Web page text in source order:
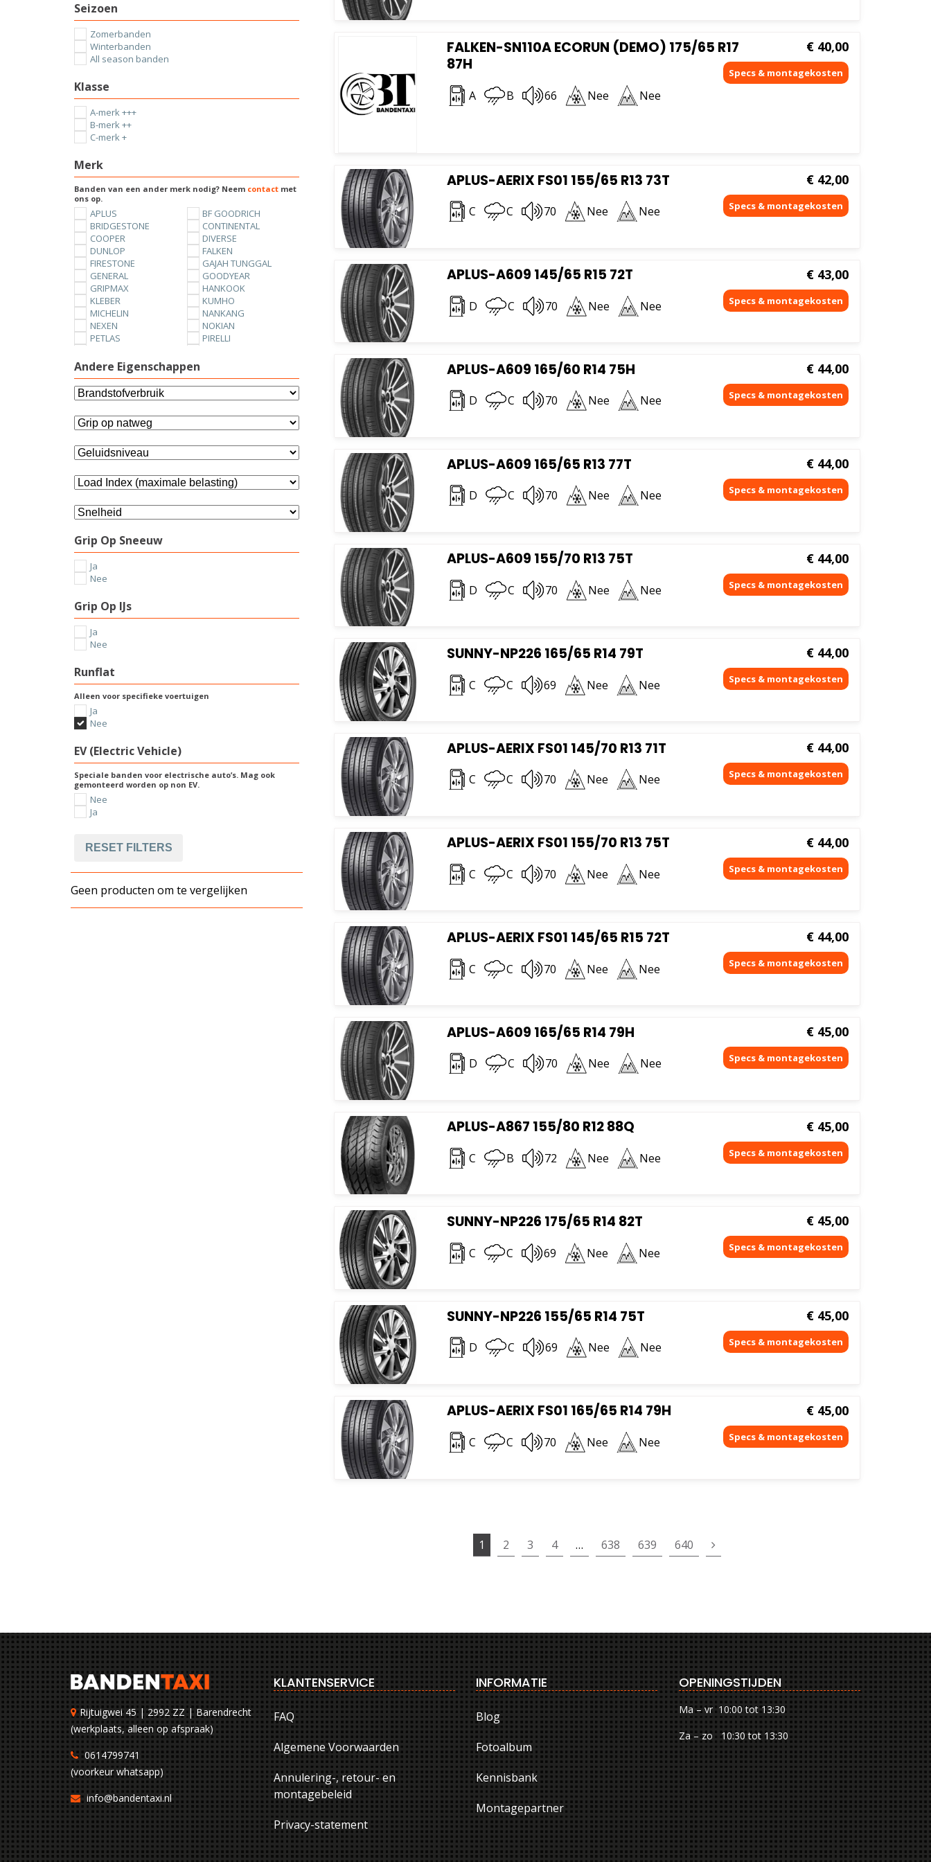
FALKEN-SN110A ECORUN (DEMO) 175/65 R17
87H
A B 66 Nee Nee
€ 40,00
APLUS-AERIX FS01 155/65 R13 73T
C C 70 Nee Nee
€ 42,00
APLUS-A609 145/65 R15 72T
D C 70 Nee Nee
€ 43,00
APLUS-A609 165/60 R14 75H
D C 70 Nee Nee
€ 44,00
APLUS-A609 165/65 R13 77T
D C 70 Nee Nee
€ 44,00
APLUS-A609 155/70 R13 75T
D C 70 Nee Nee
€ 44,00
SUNNY-NP226 165/65 R14 79T
C C 69 Nee Nee
€ 44,00
APLUS-AERIX FS01 145/70 R13 71T
C C 70 Nee Nee
€ 44,00
APLUS-AERIX FS01 155/70 R13 75T
C C 70 Nee Nee
€ 44,00
APLUS-AERIX FS01 145/65 R15 72T
C C 70 Nee Nee
€ 44,00
APLUS-A609 165/65 R14 79H
D C 70 Nee Nee
€ 45,00
APLUS-A867 155/80 R12 88Q
C B 72 Nee Nee
€ 45,00
SUNNY-NP226 175/65 R14 82T
C C 69 Nee Nee
€ 45,00
SUNNY-NP226 155/65 R14 75T
D C 69 Nee Nee
€ 45,00
APLUS-AERIX FS01 165/65 R14 79H
C C 70 Nee Nee
€ 45,00
1 2 3 4 … 638 639 640
Seizoen
Zomerbanden
Winterbanden
All season banden
Klasse
A-merk +++
B-merk ++
C-merk +
Merk
Banden van een ander merk nodig? Neem contact met
ons op.
APLUS
BF GOODRICH
BRIDGESTONE
CONTINENTAL
COOPER
DIVERSE
DUNLOP
FALKEN
FIRESTONE
GAJAH TUNGGAL
GENERAL
GOODYEAR
GRIPMAX
HANKOOK
KLEBER
KUMHO
MICHELIN
NANKANG
NEXEN
NOKIAN
PETLAS
PIRELLI
UNIROYAL
YOKOHAMA
Andere Eigenschappen
Grip Op Sneeuw
Ja
Nee
Grip Op IJs
Ja
Nee
Runflat
Alleen voor specifieke voertuigen
Ja
Nee
EV (Electric Vehicle)
Speciale banden voor electrische auto’s. Mag ook
gemonteerd worden op non EV.
Nee
Ja
RESET FILTERS
Geen producten om te vergelijken
Rijtuigwei 45 | 2992 ZZ | Barendrecht
(werkplaats, alleen op afspraak)
0614799741
(voorkeur whatsapp)
info@bandentaxi.nl
KLANTENSERVICE
FAQ
Algemene Voorwaarden
Annulering-, retour- en
montagebeleid
Privacy-statement
INFORMATIE
Blog
Fotoalbum
Kennisbank
Montagepartner
OPENINGSTIJDEN
Ma – vr 10:00 tot 13:30
Za – zo 10:30 tot 13:30